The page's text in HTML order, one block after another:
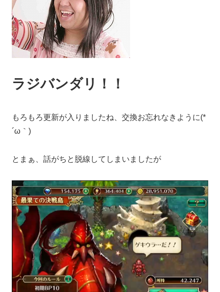
ラジバンダリ！！
もろもろ更新が入りましたね、交換お忘れなきように(*
´ω｀)
とまぁ、話がちと脱線してしまいましたが